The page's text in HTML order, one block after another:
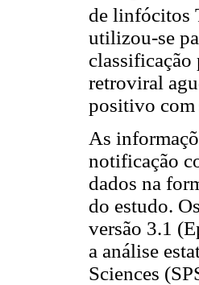
de linfócitos
utilizou-se
retroviral
positivo com
As
notificação
dados na
do estudo.
versão 3.1
a análise
Sciences